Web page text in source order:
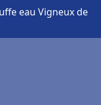
eau Vigneux de